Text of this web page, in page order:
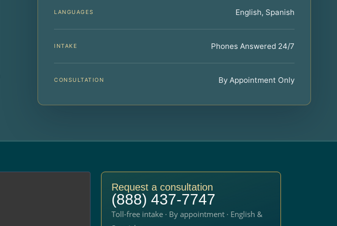
LANGUAGES English, Spanish
INTAKE Phones Answered 24/7
CONSULTATION By Appointment Only
Request a consultation
(888) 437-7747
Toll-free intake · By appointment · English &